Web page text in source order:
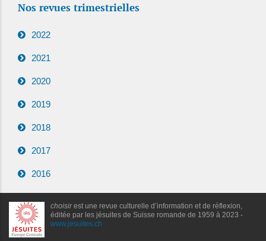
Nos revues trimestrielles
2022
2021
2020
2019
2018
2017
2016
choisirest une revue culturelle d’information et de réflexion,
éditée par les jésuites de Suisse romande de 1959 à 2023 -
www.jesuites.ch